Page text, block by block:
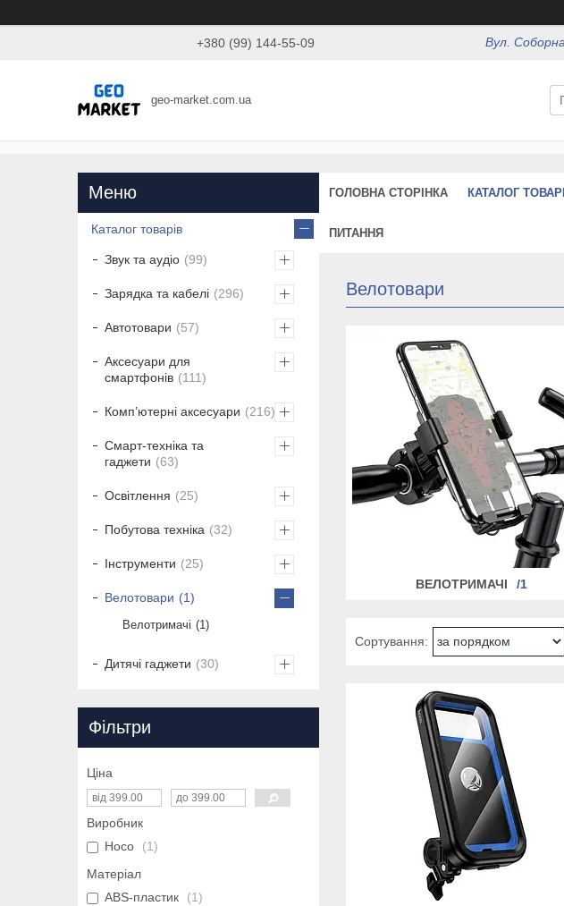
+380 (99) 144-55-09 Вул.
geo-market.com.ua
ГОЛОВНА СТОРІНКА КАТАЛОГ
ПИТАННЯ
Велотовари
ВЕЛОТРИМАЧІ 1
Каталог товарів
Звук та аудіо 99
Зарядка та кабелі 296
Автотовари 57
Аксесуари для
смартфонів
111
Комп’ютерні аксесуари 216
Смарт-техніка та
гаджети
63
Освітлення 25
Побутова техніка 32
Інструменти 25
Велотовари 1
Велотримачі 1
Дитячі гаджети 30
Фільтри
Ціна
Виробник
Hoco
1
Матеріал
ABS-пластик
1